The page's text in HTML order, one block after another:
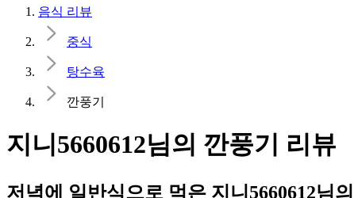
음식 리뷰
중식
탕수육
깐풍기
지니5660612님의 깐풍기 리뷰
저녁에 일반식으로 먹은 지니5660612님